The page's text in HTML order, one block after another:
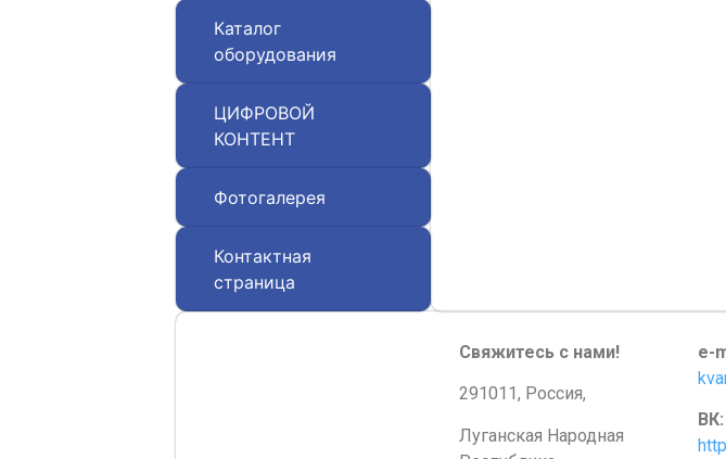
Каталог
оборудования
ЦИФРОВОЙ
КОНТЕНТ
Фотогалерея
Контактная
страница
Свяжитесь с нами!
291011, Россия,
Луганская Народная
e-
ВК: